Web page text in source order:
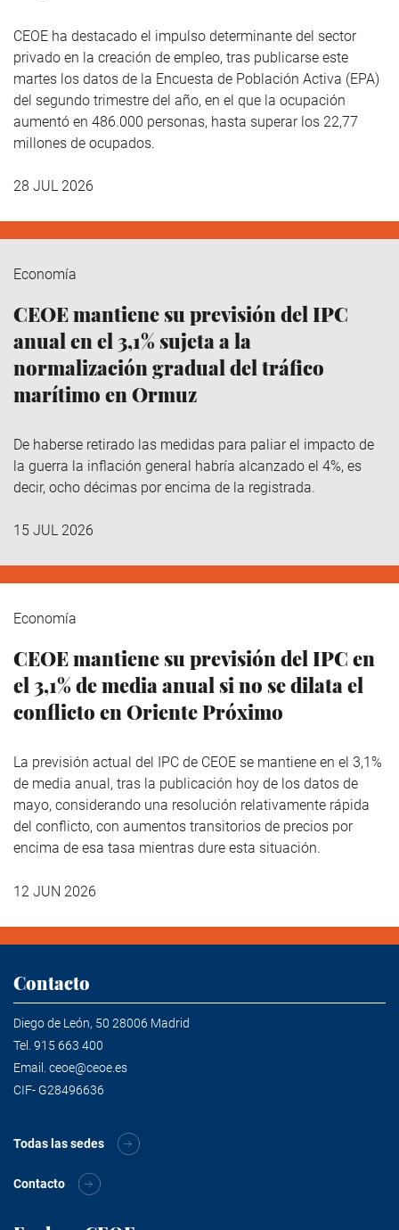
CEOE ha destacado el impulso determinante del sector
privado en la creación de empleo, tras publicarse este
martes los datos de la Encuesta de Población Activa (EPA)
del segundo trimestre del año, en el que la ocupación
aumentó en 486.000 personas, hasta superar los 22,77
millones de ocupados.
28 JUL 2026
Economía
CEOE mantiene su previsión del IPC
anual en el 3,1% sujeta a la
normalización gradual del tráfico
marítimo en Ormuz
De haberse retirado las medidas para paliar el impacto de
la guerra la inflación general habría alcanzado el 4%, es
decir, ocho décimas por encima de la registrada.
15 JUL 2026
Economía
CEOE mantiene su previsión del IPC en
el 3,1% de media anual si no se dilata el
conflicto en Oriente Próximo
La previsión actual del IPC de CEOE se mantiene en el 3,1%
de media anual, tras la publicación hoy de los datos de
mayo, considerando una resolución relativamente rápida
del conflicto, con aumentos transitorios de precios por
encima de esa tasa mientras dure esta situación.
12 JUN 2026
Contacto
Diego de León, 50 28006 Madrid
Tel. 915 663 400
Email. ceoe@ceoe.es
CIF- G28496636
Todas las sedes
Contacto